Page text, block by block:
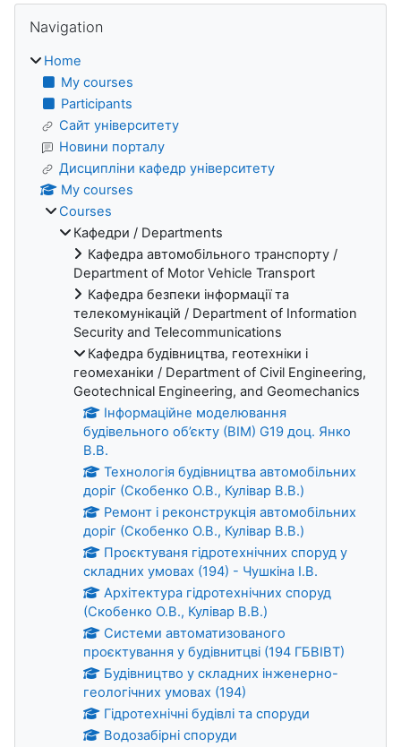
Blocks
Navigation
Home
My courses
Participants
Сайт університету
Новини порталу
Дисципліни кафедр університету
My courses
Courses
Кафедри / Departments
Кафедра автомобільного транспорту /
Department of Motor Vehicle Transport
Кафедра безпеки інформації та
телекомунікацій / Department of Information
Security and Telecommunications
Кафедра будівництва, геотехніки і
геомеханіки / Department of Civil Engineering,
Geotechnical Engineering, and Geomechanics
Інформаційне моделювання
будівельного об’єкту (ВІМ) G19 доц. Янко
В.В.
Технологія будівництва автомобільних
доріг (Скобенко О.В., Кулівар В.В.)
Ремонт і реконструкція автомобільних
доріг (Скобенко О.В., Кулівар В.В.)
Проєктуваня гідротехнічних споруд у
складних умовах (194) - Чушкіна І.В.
Архітектура гідротехнічних споруд
(Скобенко О.В., Кулівар В.В.)
Системи автоматизованого
проєктування у будівнитцві (194 ГБВІВТ)
Будівництво у складних інженерно-
геологічних умовах (194)
Гідротехнічні будівлі та споруди
Водозабірні споруди